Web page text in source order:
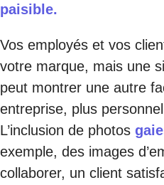
paisible.
Vos employés et vos
votre marque, mais une
peut montrer une autre
entreprise, plus
L’inclusion de photos
exemple, des images
collaborer, un client